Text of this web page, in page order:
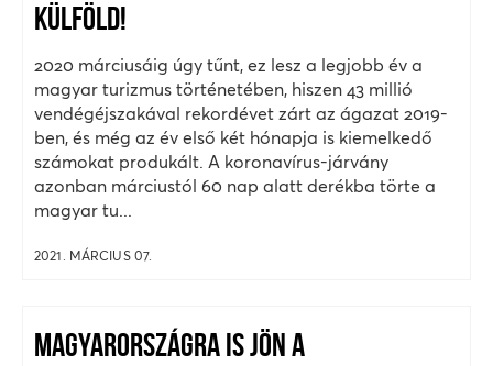
KÜLFÖLD!
2020 márciusáig úgy tűnt, ez lesz a legjobb év a
magyar turizmus történetében, hiszen 43 millió
vendégéjszakával rekordévet zárt az ágazat 2019-
ben, és még az év első két hónapja is kiemelkedő
számokat produkált. A koronavírus-járvány
azonban márciustól 60 nap alatt derékba törte a
magyar tu...
2021. MÁRCIUS 07.
MAGYARORSZÁGRA IS JÖN A